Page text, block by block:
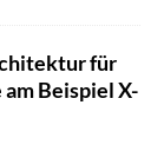
für
Beispiel X-